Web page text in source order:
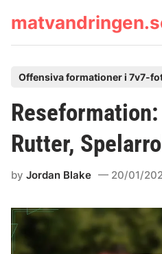
s
t
e
d
n
Offensiva formationer i 7v7-
Rutter,
byJordan Blake 20/01/